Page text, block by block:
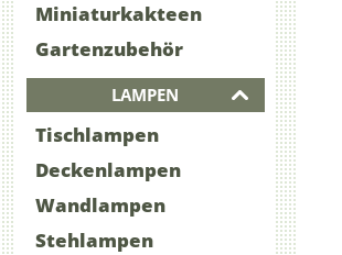
Miniaturkakteen
Gartenzubehör
LAMPEN
Tischlampen
Deckenlampen
Wandlampen
Stehlampen